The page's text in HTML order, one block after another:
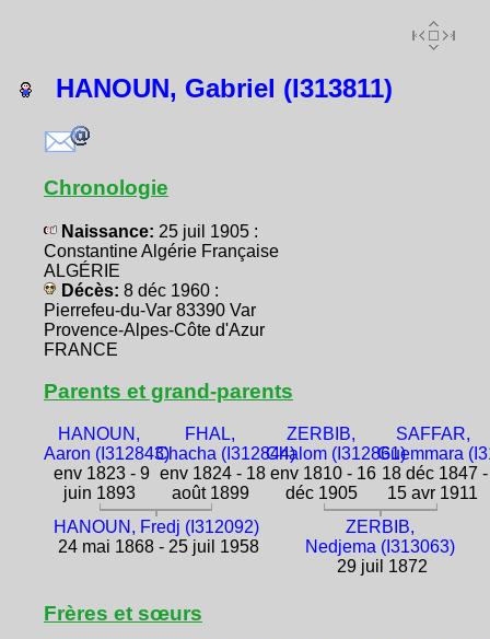
HANOUN, Gabriel (I313811)
Chronologie
Naissance: 25 juil 1905 :
Constantine Algérie Française
ALGÉRIE
Décès: 8 déc 1960 :
Pierrefeu-du-Var 83390 Var
Provence-Alpes-Côte d'Azur
FRANCE
Parents et grand-parents
HANOUN,
Aaron (I312843)
env 1823 - 9
juin 1893
FHAL,
Chacha (I312844)
env 1824 - 18
août 1899
ZERBIB,
Chalom (I312861)
env 1810 - 16
déc 1905
SAFFAR,
Guemmara
18 déc 1847 -
15 avr 1911
HANOUN, Fredj (I312092)
24 mai 1868 - 25 juil 1958
ZERBIB,
Nedjema (I313063)
29 juil 1872
Frères et sœurs